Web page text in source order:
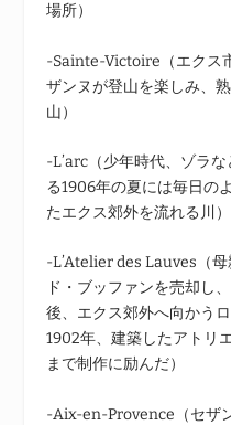
場所）
-Sainte-Victoire（エクス
ザンヌが登山を楽しみ、
山）
-L’arc（少年時代、ゾラ
る1906年の夏には毎日の
たエクス郊外を流れる川）
-L’Atelier des Lauves（
ド・ブッファンを売却し
後、エクス郊外へ向かう
1902年、建築したアトリ
まで制作に励んだ）
-Aix-en-Provence（セザ